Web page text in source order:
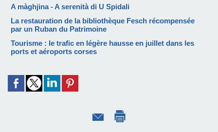
A màghjina - A serenità di U Spidali
La restauration de la bibliothèque Fesch récompensée
par un Ruban du Patrimoine
Tourisme : le trafic en légère hausse en juillet dans les
ports et aéroports corses